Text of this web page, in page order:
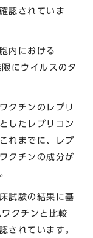
認されていま
内における
にウイルスのタ
クチンのレプリ
したレプリコン
れまでに、レプ
クチンの成分が
試験の結果に基
クチンと比較
されています。